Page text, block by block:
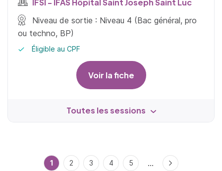
Niveau de sortie : Niveau 4 (Bac général, pro
ou techno, BP)
Éligible au CPF
Voir la fiche
Toutes les sessions
1 2 3 4 5 ... Suivant